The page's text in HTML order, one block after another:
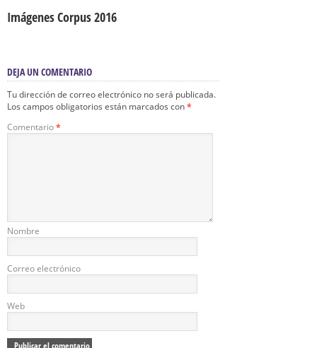
Imágenes Corpus 2016
DEJA UN COMENTARIO
Tu dirección de correo electrónico no será publicada.
Los campos obligatorios están marcados con*
Comentario*
Nombre
Correo electrónico
Web